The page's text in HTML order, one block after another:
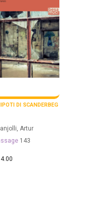
DI SCANDERBEG
Artur
143